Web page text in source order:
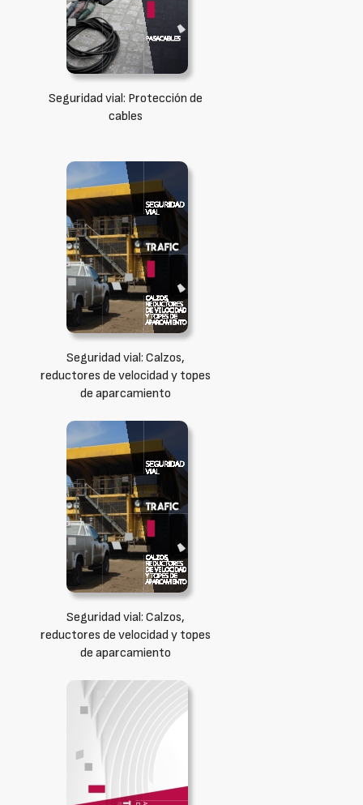
Seguridad vial: Protección de
cables
Seguridad vial: Calzos,
reductores de velocidad y topes
de aparcamiento
Seguridad vial: Calzos,
reductores de velocidad y topes
de aparcamiento